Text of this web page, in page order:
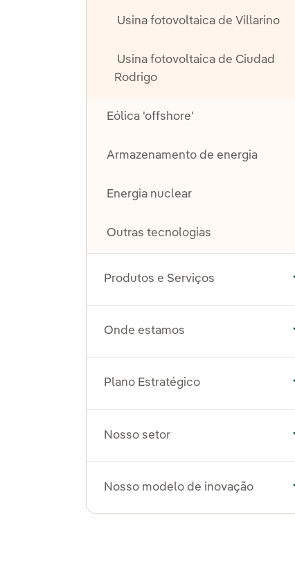
Usina fotovoltaica de Villarino
Usina fotovoltaica de Ciudad
Rodrigo
Eólica 'offshore'
Armazenamento de energia
Energia nuclear
Outras tecnologias
Produtos e Serviços
Onde estamos
Plano Estratégico
Nosso setor
Nosso modelo de inovação